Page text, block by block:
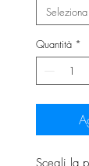
Quantità *
Scegli la